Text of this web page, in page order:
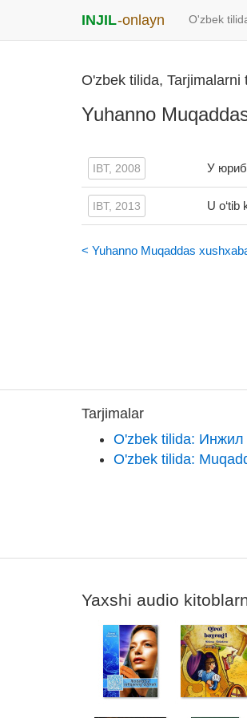
INJIL-onlayn O'zbek
O'zbek tilida, Tarjimalarni
Yuhanno
IBT, 2008 У юриб
IBT, 2013 U
< Yuhanno Muqaddas
Tarjimalar
O'zbek tilida: Инжил
O'zbek tilida:
Yaxshi audio